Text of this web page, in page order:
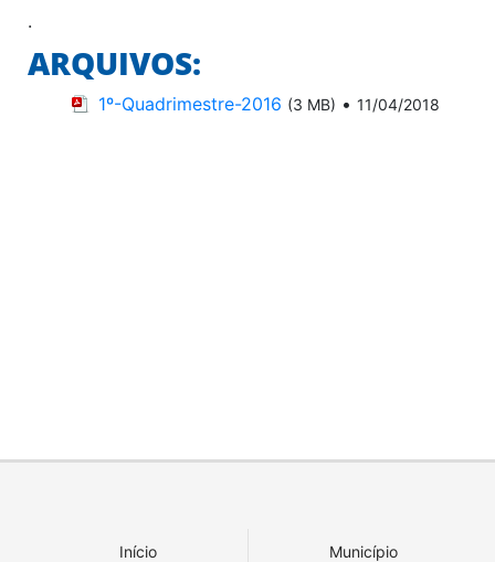
.
ARQUIVOS:
1º-Quadrimestre-2016 (3 MB) • 11/04/2018
Início Município